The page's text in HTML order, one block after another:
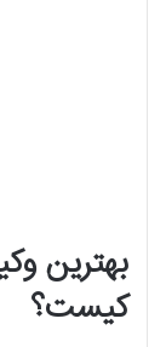
بهترین
کیست؟